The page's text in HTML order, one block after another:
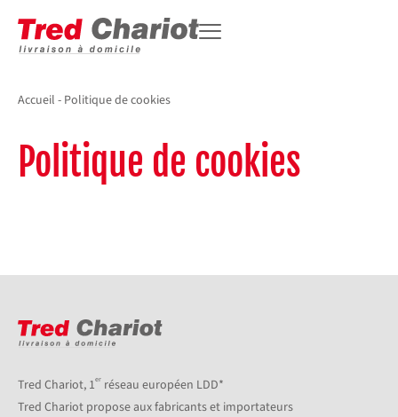
Accueil - Politique de cookies
Politique de cookies
Tred Chariot, 1er réseau européen LDD*
Tred Chariot propose aux fabricants et importateurs